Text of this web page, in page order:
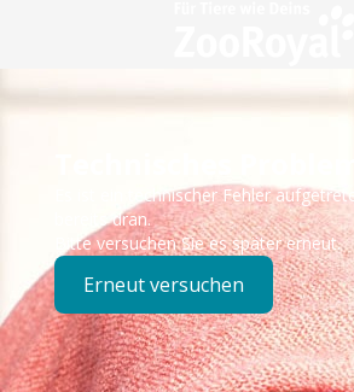
Technisches
Es ist ein technischer Fehler
bereits dran.
Bitte versuchen Sie es später erneut.
Erneut versuchen